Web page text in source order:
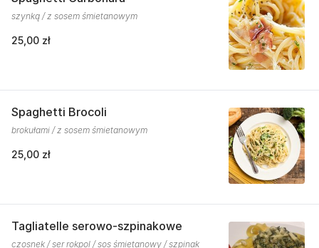
szynką / z sosem śmietanowym
25,00 zł
Spaghetti Brocoli
brokułami / z sosem śmietanowym
25,00 zł
Tagliatelle serowo-szpinakowe
czosnek / ser rokpol / sos śmietanowy / szpinak